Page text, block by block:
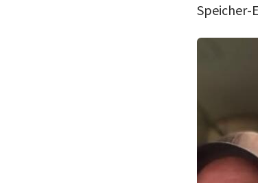
Speicher-